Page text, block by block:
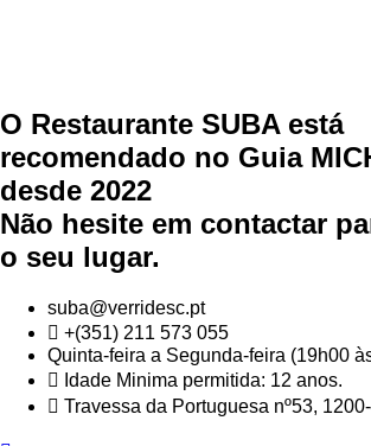
O Restaurante SUBA está
recomendado no Guia
desde 2022
Não hesite em contactar
o seu lugar.
suba@verridesc.pt
+(351) 211 573 055
Quinta-feira a Segunda-feira (19h00
Idade Minima permitida: 12 anos.
Travessa da Portuguesa nº53,